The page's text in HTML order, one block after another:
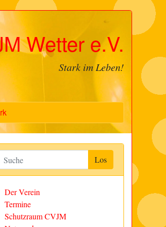
Wetter e.V.
Stark im Leben!
Der Verein
Termine
Schutzraum CVJM